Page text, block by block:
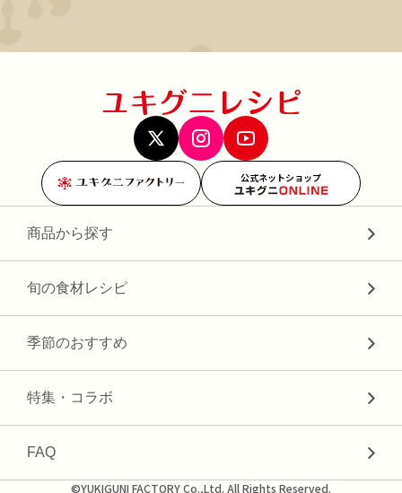
公式ネットショップ
商品から探す
旬の食材レシピ
季節のおすすめ
特集・コラボ
FAQ
©YUKIGUNI FACTORY Co.,Ltd. All Rights Reserved.